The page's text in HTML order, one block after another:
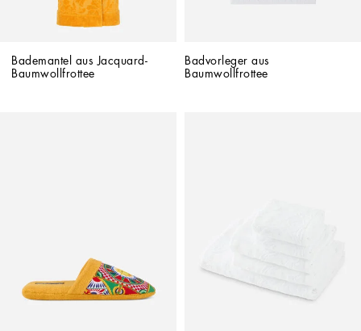
Bademantel aus Jacquard-
Baumwollfrottee
Badvorleger aus
Baumwollfrottee